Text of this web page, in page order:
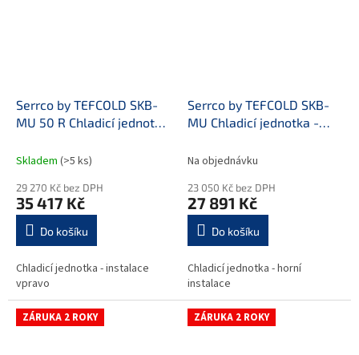
Serrco by TEFCOLD SKB-
MU 50 R Chladicí jednotka
Skladem (>5 ks)
29 270 Kč bez DPH
35 417 Kč
Do košíku
Chladicí jednotka - instalace
vpravo
Serrco by TEFCOLD SKB-
MU Chladicí jednotka -
Na objednávku
23 050 Kč bez DPH
27 891 Kč
Do košíku
Chladicí jednotka - horní
instalace
ZÁRUKA 2 ROKY ZÁRUKA 2 ROKY